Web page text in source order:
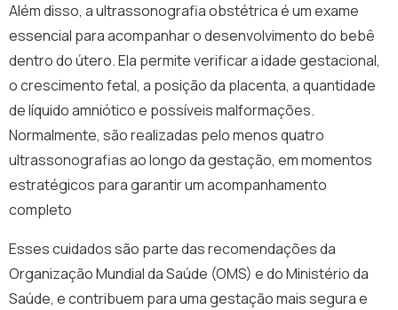
Além disso, a ultrassonografia obstétrica é um exame
essencial para acompanhar o desenvolvimento do bebê
dentro do útero. Ela permite verificar a idade gestacional,
o crescimento fetal, a posição da placenta, a quantidade
de líquido amniótico e possíveis malformações.
Normalmente, são realizadas pelo menos quatro
ultrassonografias ao longo da gestação, em momentos
estratégicos para garantir um acompanhamento
completo
Esses cuidados são parte das recomendações da
Organização Mundial da Saúde (OMS) e do Ministério da
Saúde, e contribuem para uma gestação mais segura e